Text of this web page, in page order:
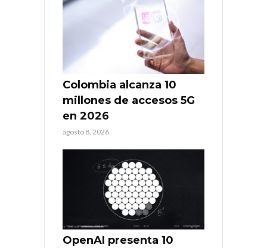
Colombia alcanza 10
millones de accesos 5G
en 2026
agosto 8, 2026
OpenAI presenta 10